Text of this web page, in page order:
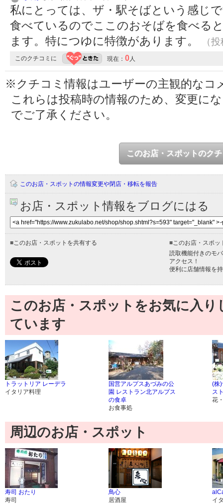
私にとっては、ザ・駅そばという感じ
食べているのでここのおそばを食べる
ます。特につゆに特徴があります。
（
このクチコミに 現在： 0人
※クチコミ情報はユーザーの主観的なコ
これらは投稿時の情報のため、変更に
でご了承ください。
このお店・スポットのク
このお店・スポットの情報変更や閉店・移転を報告
お店・スポット情報をブログにはる
■このお店・スポットを共有する ■このお店・スポッ
読取機能付きのモ
アクセス！
便利に店舗情報を
このお店・スポットをお気に入
ています
トラットリア レーデラ
イタリア料理
国営アルプスあづみの公
園 レストラン北アルプス
の食卓
お食事処
(株
ス
花
周辺のお店・スポット
寿司 おたり
寿司
鳥心
居酒屋
イ